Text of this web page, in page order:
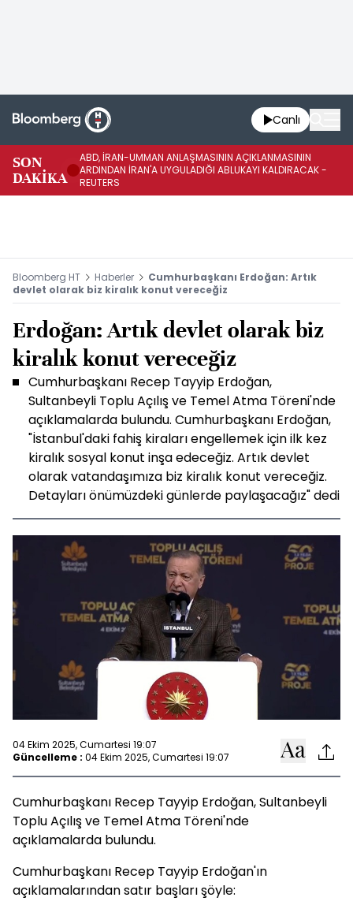
Canlı
SON
DAKİKA
ABD, İRAN-UMMAN ANLAŞMASININ AÇIKLANMASININ
ARDINDAN İRAN'A UYGULADIĞI ABLUKAYI KALDIRACAK -
REUTERS
Bloomberg HT Haberler
Cumhurbaşkanı Erdoğan: Artık
devlet olarak biz kiralık konut vereceğiz
Erdoğan: Artık devlet olarak biz
kiralık konut vereceğiz
Cumhurbaşkanı Recep Tayyip Erdoğan,
Sultanbeyli Toplu Açılış ve Temel Atma Töreni'nde
açıklamalarda bulundu. Cumhurbaşkanı Erdoğan,
"İstanbul'daki fahiş kiraları engellemek için ilk kez
kiralık sosyal konut inşa edeceğiz. Artık devlet
olarak vatandaşımıza biz kiralık konut vereceğiz.
Detayları önümüzdeki günlerde paylaşacağız" dedi
04 Ekim 2025, Cumartesi 19:07
Güncelleme : 04 Ekim 2025, Cumartesi 19:07
Cumhurbaşkanı Recep Tayyip Erdoğan, Sultanbeyli
Toplu Açılış ve Temel Atma Töreni'nde
açıklamalarda bulundu.
Cumhurbaşkanı Recep Tayyip Erdoğan'ın
açıklamalarından satır başları şöyle: